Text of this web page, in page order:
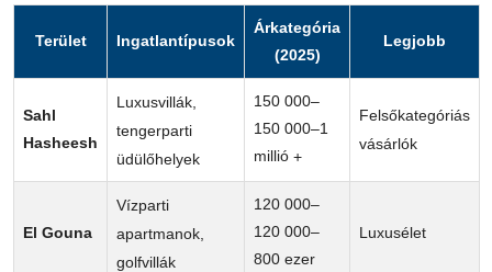
Terület Ingatlantípusok
Árkategória
(2025)
Legjobb
Sahl
Hasheesh
Luxusvillák,
tengerparti
üdülőhelyek
150 000–
150 000–1
millió +
Felsőkategóriás
vásárlók
El Gouna
Vízparti
apartmanok,
golfvillák
120 000–
120 000–
800 ezer
Luxusélet